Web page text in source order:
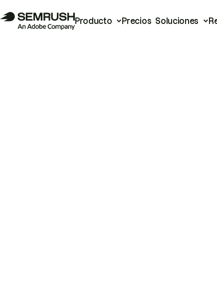
Producto Precios Soluciones